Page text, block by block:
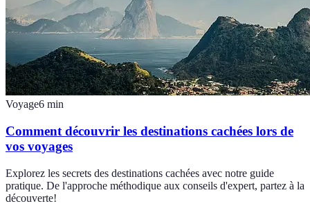
Voyage6 min
Comment découvrir les destinations cachées lors de
vos voyages
Explorez les secrets des destinations cachées avec notre guide
pratique. De l'approche méthodique aux conseils d'expert, partez à la
découverte!